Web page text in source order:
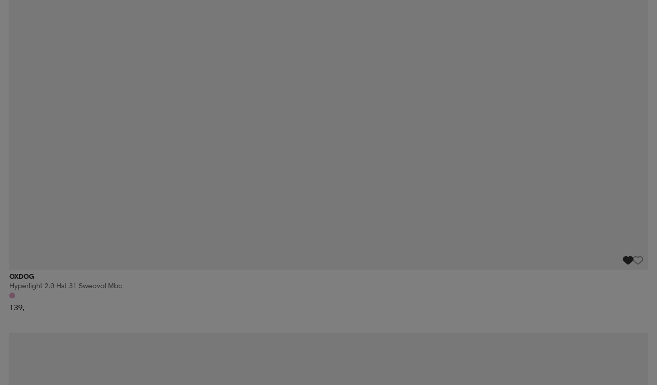
OXDOG
Hyperlight 2.0 Hst 31 Sweoval Mbc
139,-